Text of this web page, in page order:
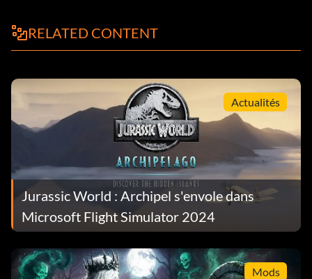
RELATED CONTENT
Actualités
Jurassic World : Archipel s'envole dans
Microsoft Flight Simulator 2024
Mods